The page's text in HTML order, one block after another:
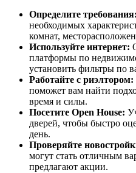
Определите требования:
необходимых
комнат,
Используйте интернет:
платформы по
установить фильтры по
Работайте с риэлтором:
поможет вам найти
время и силы.
Посетите Open House:
дверей, чтобы быстро
день.
Проверяйте
могут стать отличным
предлагают акции.